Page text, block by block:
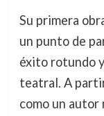
Su primera
un punto de
éxito rotundo
teatral. A
como un